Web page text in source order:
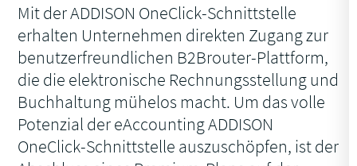
Mit der ADDISON OneClick-Schnittstelle
erhalten Unternehmen direkten Zugang zur
benutzerfreundlichen B2Brouter-Plattform,
die die elektronische Rechnungsstellung und
Buchhaltung mühelos macht. Um das volle
Potenzial der eAccounting ADDISON
OneClick-Schnittstelle auszuschöpfen, ist der